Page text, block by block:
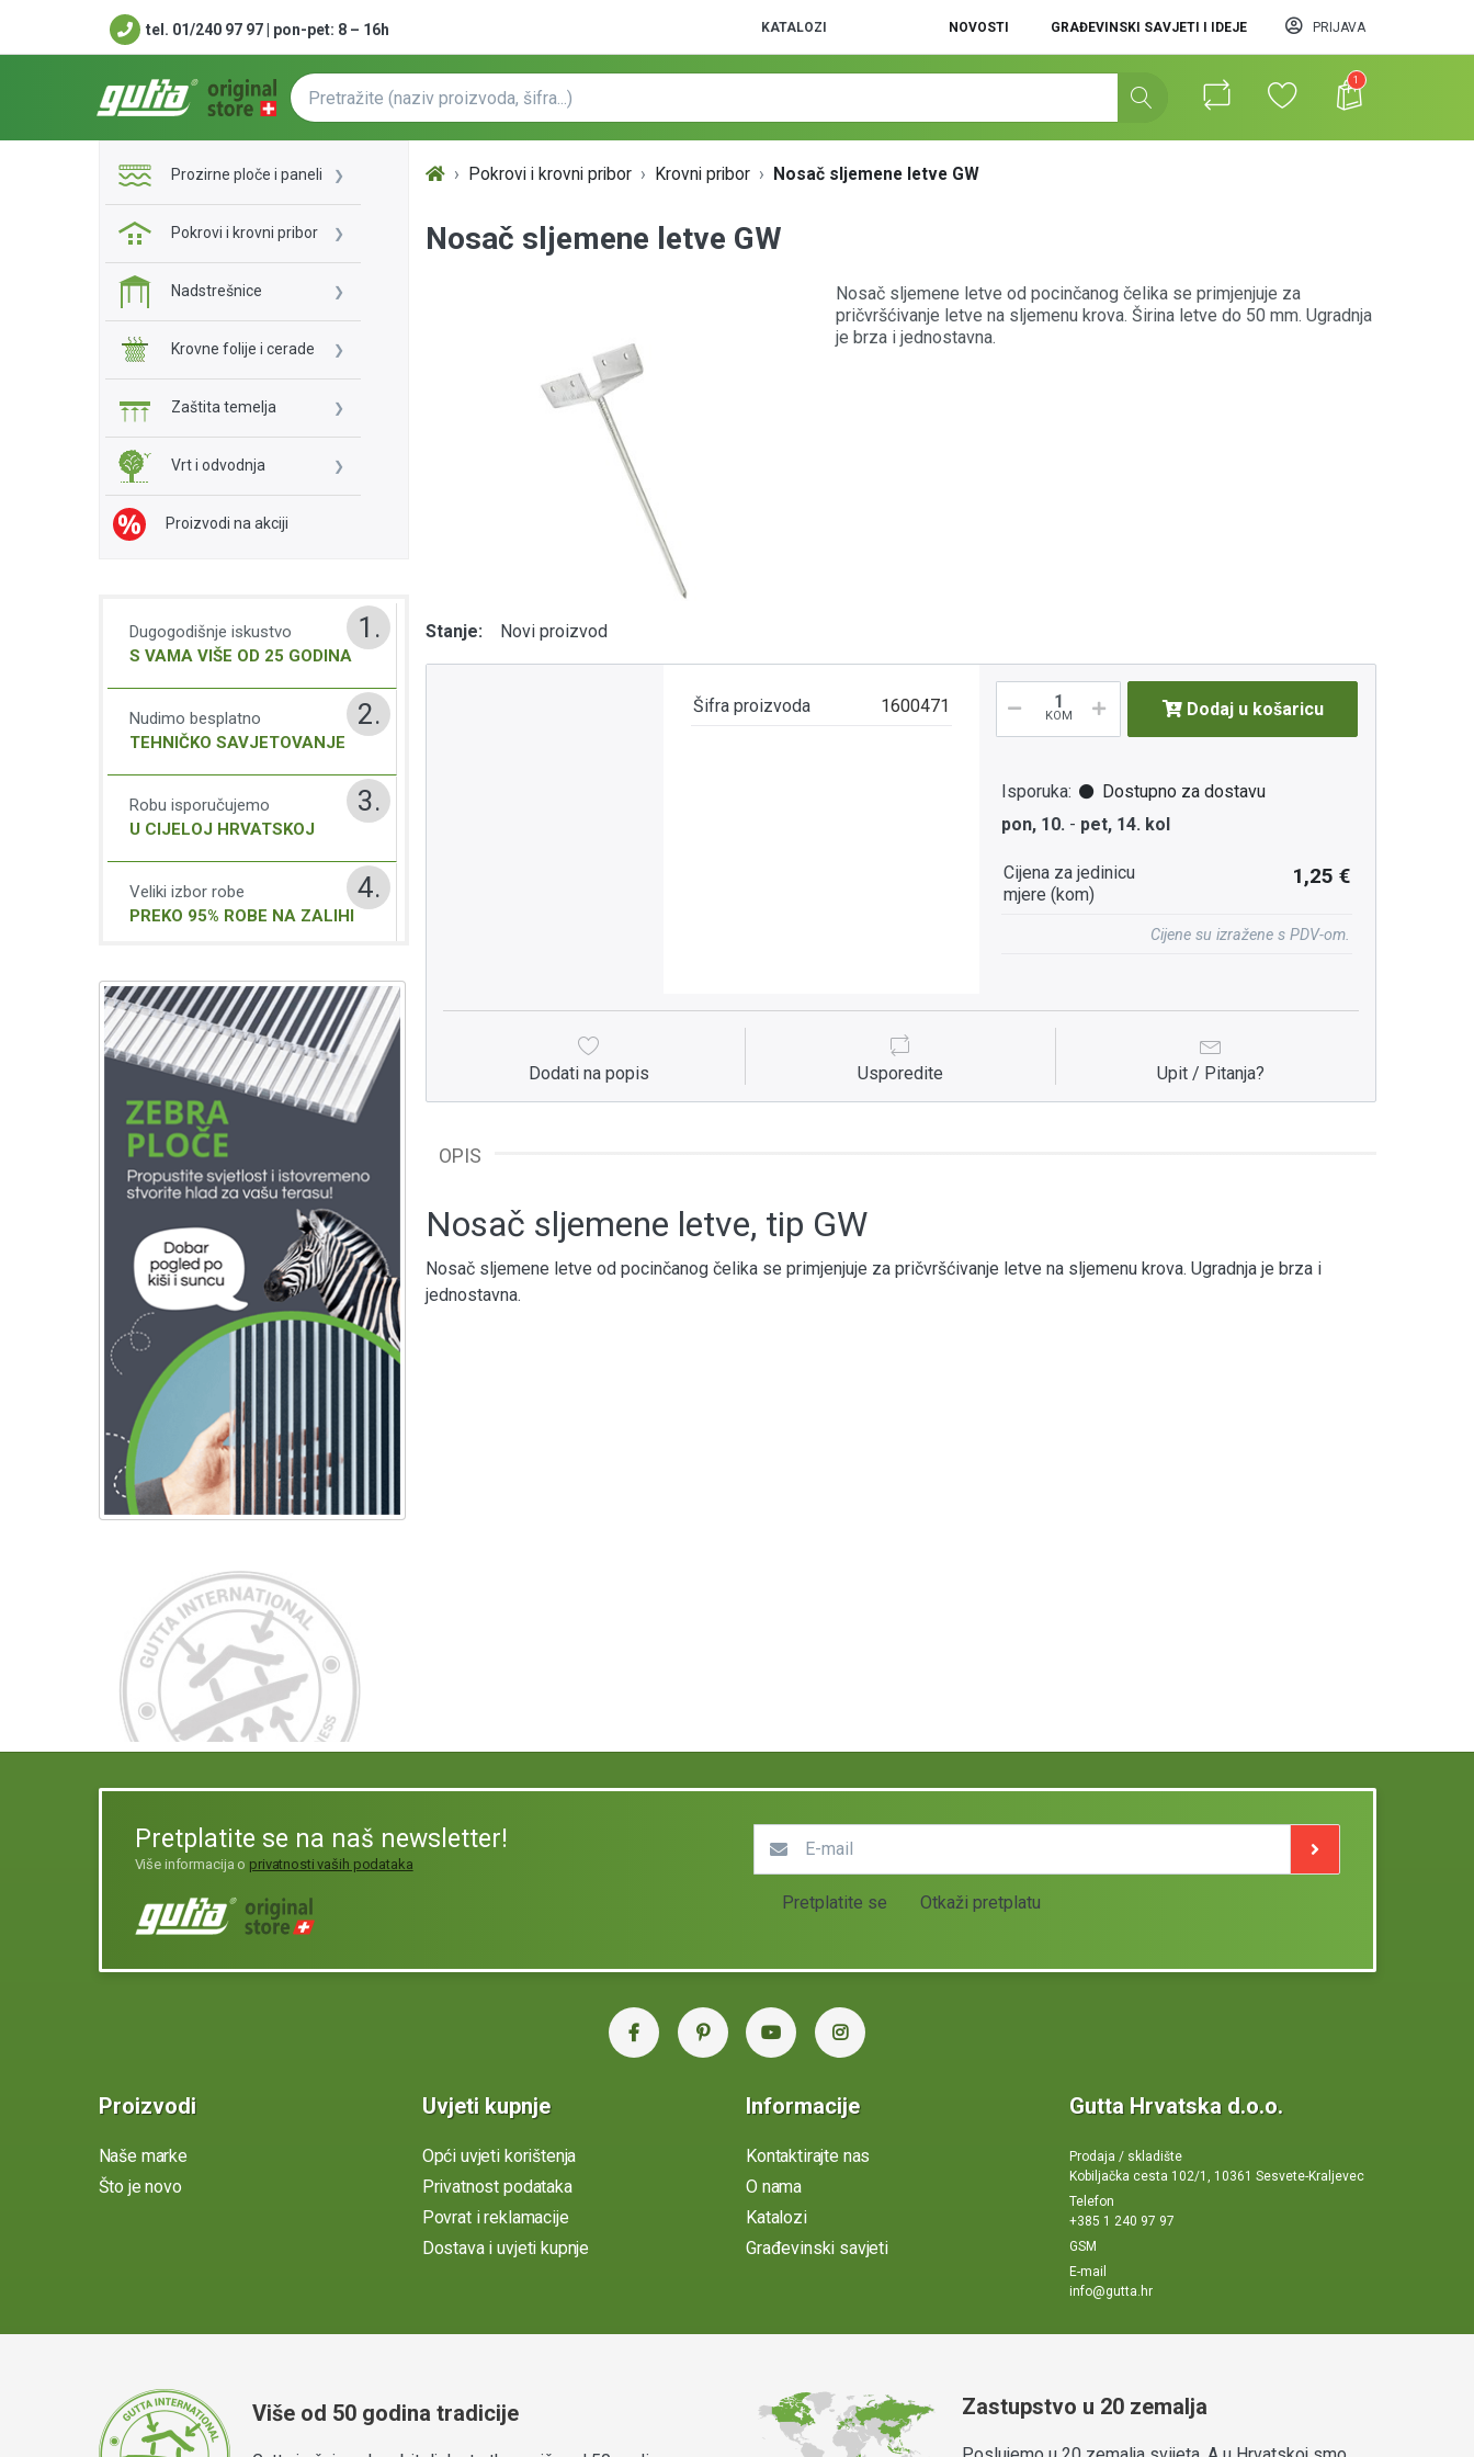
tel. 01/240 97 97 | pon-pet: 8 – 16h KATALOZI NOVOSTI GRAĐEVINSKI SAVJETI I IDEJE PRIJAVA
1
Prozirne ploče i paneli
Pokrovi i krovni pribor
Nadstrešnice
Krovne folije i cerade
Zaštita temelja
Vrt i odvodnja
Proizvodi na akciji
1.
Dugogodišnje iskustvo
S VAMA VIŠE OD 25 GODINA
2.
Nudimo besplatno
TEHNIČKO SAVJETOVANJE
3.
Robu isporučujemo
U CIJELOJ HRVATSKOJ
4.
Veliki izbor robe
PREKO 95% ROBE NA ZALIHI
Pokrovi i krovni pribor Krovni pribor Nosač sljemene letve GW
Nosač sljemene letve GW
Nosač sljemene letve od pocinčanog čelika se primjenjuje za
pričvršćivanje letve na sljemenu krova. Širina letve do 50 mm. Ugradnja
je brza i jednostavna.
Stanje: Novi proizvod
Šifra proizvoda 1600471 KOM Dodaj u košaricu
Isporuka:
Dostupno za dostavu
pon, 10. - pet, 14. kol
Cijena za jedinicu
mjere (kom)
1,25 €
Cijene su izražene s PDV-om.
Dodati na popis Usporedite Upit / Pitanja?
OPIS
Nosač sljemene letve, tip GW
Nosač sljemene letve od pocinčanog čelika se primjenjuje za pričvršćivanje letve na sljemenu krova. Ugradnja je brza i
jednostavna.
Pretplatite se na naš newsletter!
Više informacija o privatnosti vaših podataka
Pretplatite se Otkaži pretplatu
Proizvodi
Naše marke
Što je novo
Uvjeti kupnje
Opći uvjeti korištenja
Privatnost podataka
Povrat i reklamacije
Dostava i uvjeti kupnje
Informacije
Kontaktirajte nas
O nama
Katalozi
Građevinski savjeti
Gutta Hrvatska d.o.o.
Prodaja / skladište
Kobiljačka cesta 102/1, 10361 Sesvete-Kraljevec
Telefon
+385 1 240 97 97
GSM
E-mail
info@gutta.hr
Više od 50 godina tradicije Zastupstvo u 20 zemalja